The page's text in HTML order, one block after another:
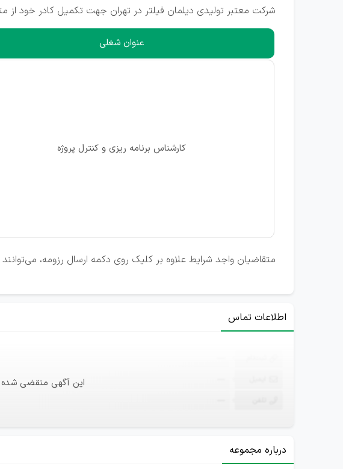
شرکت معتبر تولیدی دیلمان فیلتر در تهران جهت تکمیل کادر خود
عنوان شغلی
کارشناس برنامه ریزی و کنترل پروژه
متقاضیان واجد شرایط علاوه بر کلیک روی دکمه ارسال رزومه، می‌توانند
اطلاعات تماس
این آگهی منقضی شده
درباره مجموعه